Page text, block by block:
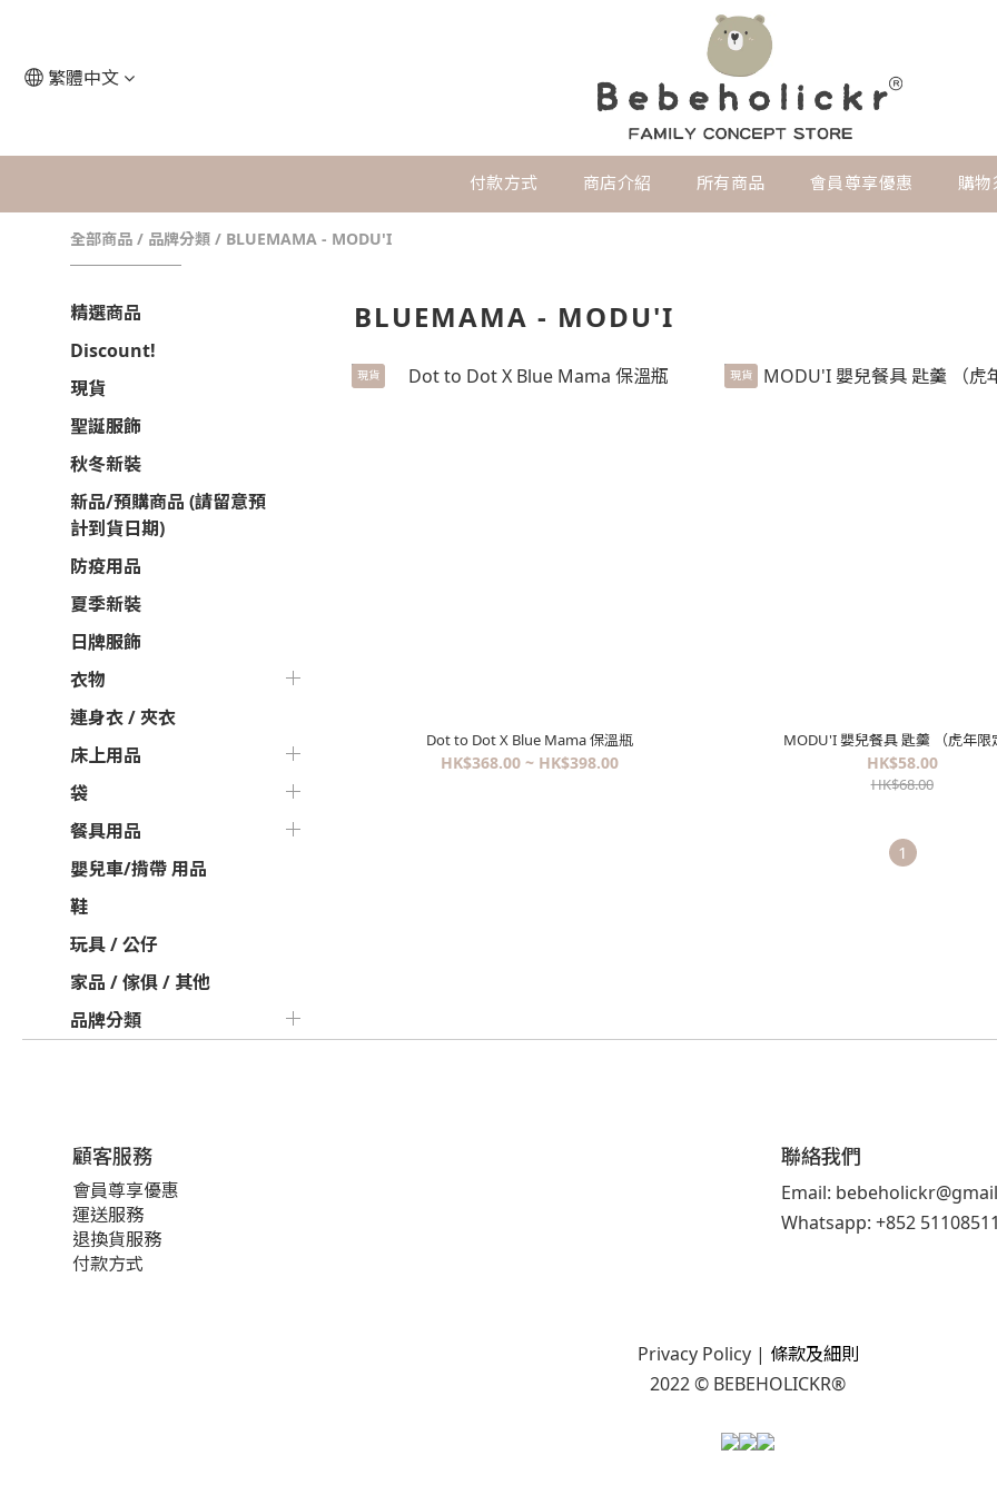
繁體中文
付款方式 商店介紹 所有商品 會員尊享優惠 購
全部商品 / 品牌分類 / BLUEMAMA - MODU'I
精選商品
Discount!
現貨
聖誕服飾
秋冬新裝
新品/預購商品 (請留意預
計到貨日期)
防疫用品
夏季新裝
日牌服飾
衣物
連身衣 / 夾衣
床上用品
袋
餐具用品
嬰兒車/揹帶 用品
鞋
玩具 / 公仔
家品 / 傢俱 / 其他
品牌分類
BLUEMAMA - MODU'I
現貨
Dot to Dot X Blue Mama 保溫瓶
HK$368.00 ~ HK$398.00
現貨
MODU'I 嬰兒餐具 匙羹 （虎年限
HK$58.00
HK$68.00
1
顧客服務
會員尊享優惠
運送服務
退換貨服務
付款方式
聯絡我們
Email:
Whatsapp: +852
Privacy Policy| 條款及細則
2022 © BEBEHOLICKR®